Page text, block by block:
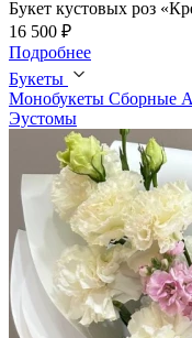
Букет кустовых роз
16 500 ₽
Подробнее
Букеты
Монобукеты Сборные
Эустомы